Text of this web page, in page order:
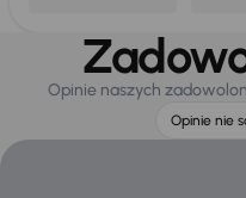
Opinie naszych
Opinie nie